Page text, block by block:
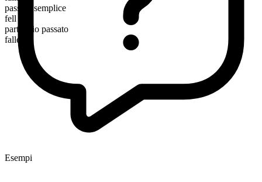
passato semplice
fell
participio passato
fallen
Esempi